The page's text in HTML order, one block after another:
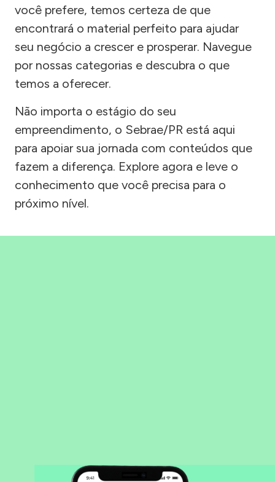
você prefere, temos certeza de que
encontrará o material perfeito para ajudar
seu negócio a crescer e prosperar. Navegue
por nossas categorias e descubra o que
temos a oferecer.
Não importa o estágio do seu
empreendimento, o Sebrae/PR está aqui
para apoiar sua jornada com conteúdos que
fazem a diferença. Explore agora e leve o
conhecimento que você precisa para o
próximo nível.